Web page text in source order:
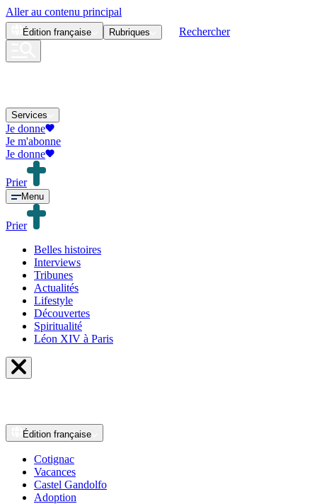
Aller au contenu principal
Édition française Rubriques Rechercher
Services
Je donne
Je m'abonne
Je donne
Prier
Menu
Prier
Belles histoires
Interviews
Tribunes
Actualités
Lifestyle
Découvertes
Spiritualité
Léon XIV à Paris
Édition française
Cotignac
Vacances
Castel Gandolfo
Adoption